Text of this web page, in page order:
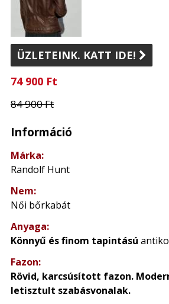
ÜZLETEINK. KATT IDE! 
74 900 Ft
84 900 Ft
Információ
Márka:
Randolf Hunt
Nem:
Női bőrkabát
Anyaga:
Könnyű és finom tapintású
Fazon:
Rövid, karcsúsított fazon.
letisztult szabásvonalak.